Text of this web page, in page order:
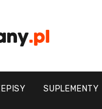
SUPLEMENTY